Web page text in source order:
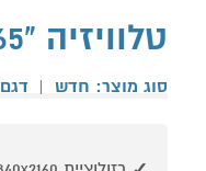
טלוויזיה "65 SONY BRAVIA K65XR80PB OLED 4K
סוג מוצר: חדש | דגם K65XR80PB